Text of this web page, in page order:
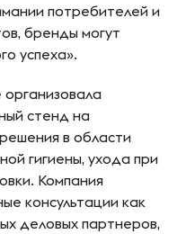
потребителей и
бренды могут
успеха».
стенд на
в области
гигиены, ухода при
Компания
консультации как
деловых партнеров,